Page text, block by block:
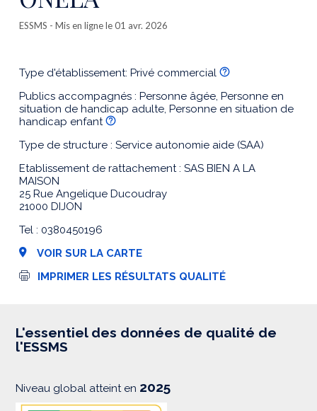
ESSMS - Mis en ligne le 01 avr. 2026
Type d'établissement: Privé commercial
Publics accompagnés : Personne âgée, Personne en
situation de handicap adulte, Personne en situation de
handicap enfant
Type de structure : Service autonomie aide (SAA)
Etablissement de rattachement : SAS BIEN A LA
MAISON
25 Rue Angelique Ducoudray
21000 DIJON
Tel : 0380450196
VOIR SUR LA CARTE
I
s
i
IMPRIMER LES RÉSULTATS QUALITÉ
L'essentiel des données de qualité de
l'ESSMS
Niveau global atteint en 2025